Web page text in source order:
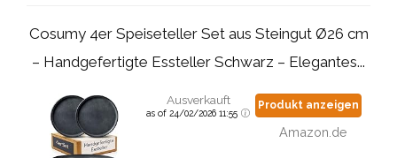
Cosumy 4er Speiseteller Set aus Steingut Ø26 cm
– Handgefertigte Essteller Schwarz – Elegantes...
Ausverkauft
as of 24/02/2026 11:55
Produkt anzeigen
Amazon.de